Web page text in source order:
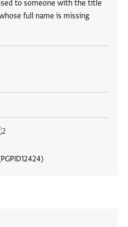
to someone with the title
PGPID12424